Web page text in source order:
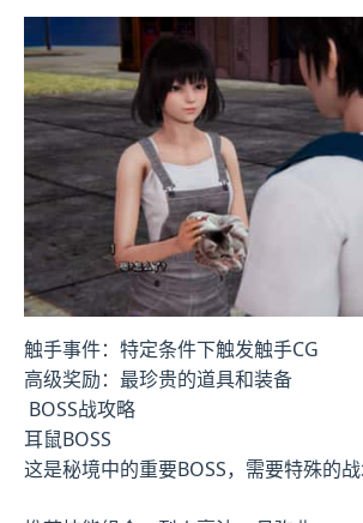
触手事件：特定条件下触发触手CG
高级奖励：最珍贵的道具和装备
BOSS战攻略
耳鼠BOSS
这是秘境中的重要BOSS，需要特殊的战